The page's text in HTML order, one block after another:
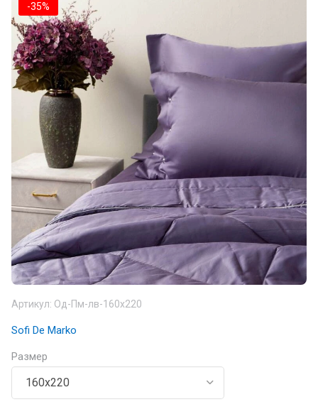
-35%
Артикул: Од-Пм-лв-160х220
Sofi De Marko
Размер